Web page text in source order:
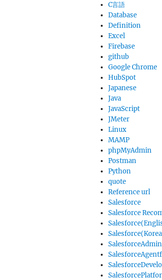
C言語
Database
Definition
Excel
Firebase
github
Google Chrome
HubSpot
Japanese
Java
JavaScript
JMeter
Linux
MAMP
phpMyAdmin
Postman
Python
quote
Reference url
Salesforce
Salesforce